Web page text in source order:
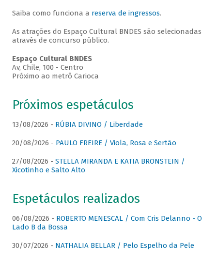
Saiba como funciona a reserva de ingressos.
As atrações do Espaço Cultural BNDES são selecionadas
através de concurso público.
Espaço Cultural BNDES
Av, Chile, 100 - Centro
Próximo ao metrô Carioca
Próximos espetáculos
13/08/2026 - RÚBIA DIVINO / Liberdade
20/08/2026 - PAULO FREIRE / Viola, Rosa e Sertão
27/08/2026 - STELLA MIRANDA E KATIA BRONSTEIN /
Xicotinho e Salto Alto
Espetáculos realizados
06/08/2026 - ROBERTO MENESCAL / Com Cris Delanno - O
Lado B da Bossa
30/07/2026 - NATHALIA BELLAR / Pelo Espelho da Pele